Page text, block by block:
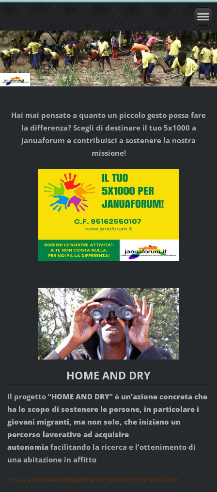
Hai mai pensato a quanto un piccolo gesto possa fare
la differenza? Scegli di destinare il tuo 5x1000 a
Januaforum e contribuisci a sostenere la nostra
missione!
HOME AND DRY
Il progetto “HOME AND DRY” è un’azione concreta che
ha lo scopo di sostenere le persone, in particolare i
giovani migranti, ma non solo, che iniziano un
percorso lavorativo ad acquisire
autonomiafacilitando la ricerca e l'ottenimento di
una abitazione in affitto
LEGGI LA NOSTRA PRESENTAZIONE DEL PROGETTO QUI DI SEGUITO